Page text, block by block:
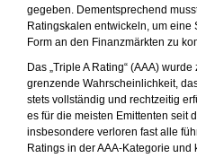
gegeben. Dementsprechend
Ratingskalen entwickeln, um
Form an den Finanzmärkten zu
Das „Triple A Rating“ (AAA)
grenzende Wahrscheinlichkeit,
stets vollständig und rechtzeitig
es für die meisten Emittenten seit
insbesondere verloren fast alle
Ratings in der AAA-Kategorie